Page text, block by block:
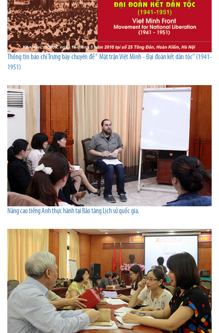
Thông tin báo chí Trưng bày chuyên đề “ Mặt trận Việt Minh - Đại đoàn kết dân tộc” (1941-
1951)
Nâng cao tiếng Anh thực hành tại Bảo tàng Lịch sử quốc gia.